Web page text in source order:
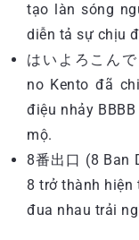
tạo làn sóng
diễn tả sự chịu
はいよろこん
no Kento đã
điệu nhảy
mộ.
8番出口 (8 Ban
8 trở thành hiện
đua nhau trải